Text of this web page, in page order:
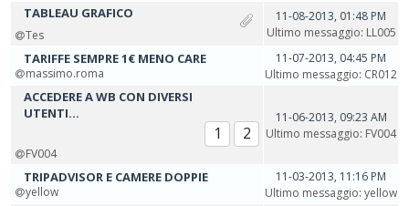
TABLEAU GRAFICO
Tes
11-08-2013, 01:48 PM
Ultimo messaggio: LL005
TARIFFE SEMPRE 1€ ME​NO CARE
massimo.roma
11-07-2013, 04:45 PM
Ultimo messaggio: CR012
ACCEDERE A WB CON DIVERSI
UTENTI...
1 2
FV004
11-06-2013, 09:23 AM
Ultimo messaggio: FV004
TRIPADVISOR E CAMERE DOPPIE
yellow
11-03-2013, 11:16 PM
Ultimo messaggio: yellow